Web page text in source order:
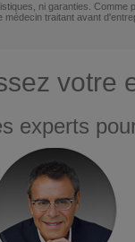
ni garanties.
traitant avant
votre
experts